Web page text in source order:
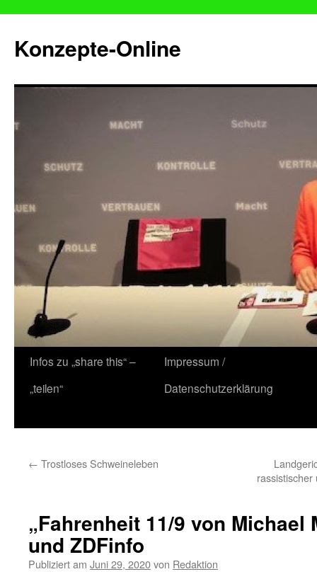
Konzepte-Online
Zum
Inhalt
Infos zu „share this“ –
„teilen“
Impressum /
Datenschutzerklärung
← Trostloses Schweineleben
rassistischer
„Fahrenheit 11/9 von Michael
und ZDFinfo
Publiziert am Juni 29, 2020von Redaktion